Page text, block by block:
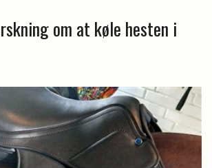
om at køle hesten i